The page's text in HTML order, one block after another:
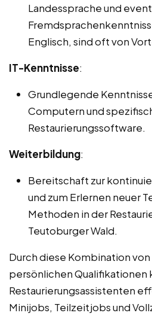
Landessprache und
Englisch, sind oft von
IT-Kenntnisse:
Grundlegende
Computern und
Restaurierungssoftware.
Weiterbildung:
Bereitschaft zur
und zum Erlernen neuer
Methoden in der
Teutoburger Wald.
Durch diese Kombination
persönlichen Qualifikationen
Restaurierungsassistenten
Minijobs, Teilzeitjobs und